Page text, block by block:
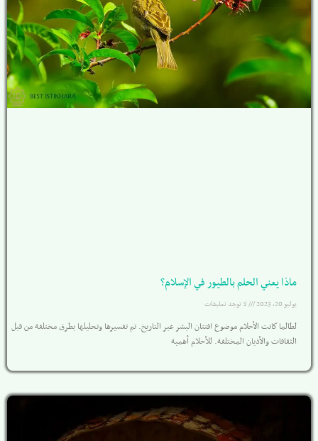
ماذا يعني الحلم بالطيور في الإسلام؟
يوليو 20, 2023 لا توجد تعليقات
لطالما كانت الأحلام موضوع افتتان البشر عبر التاريخ. تم تفسيرها وتحليلها بطرق مختلفة من قبل
الثقافات والأديان المختلفة. للأحلام أهمية